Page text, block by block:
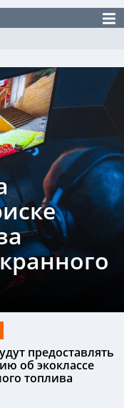
предоставлять
об экоклассе
топлива